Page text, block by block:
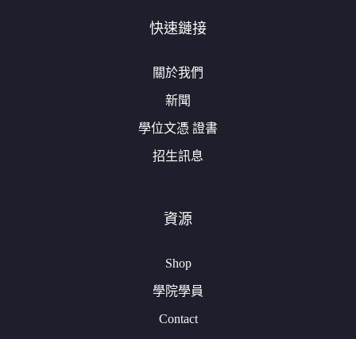
快速鏈接
關於我們
新聞
學位文憑 證書
招生訊息
資源
Shop
學院學員
Contact